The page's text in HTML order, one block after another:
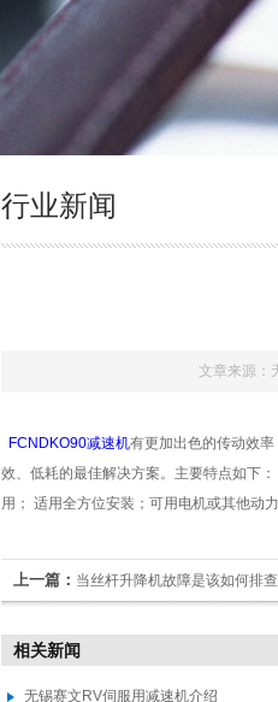
行业新闻
文章来源
FCNDKO90减速机有更加出色的传动效
效、低耗的最佳解决方案。主要特点如下
用； 适用全方位安装；可用电机或其他动力
上一篇： 当丝杆升降机故障是该如何排查
相关新闻
无锡赛文RV伺服用减速机介绍